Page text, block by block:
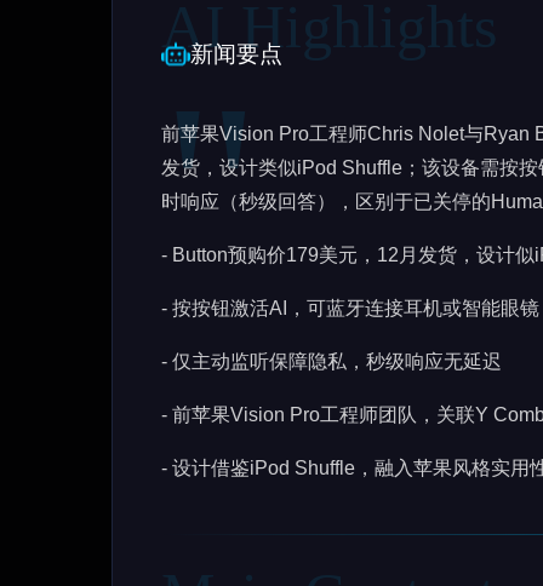
新闻要点
前苹果Vision Pro工程师Chris Nolet与Ryan
发货，设计类似iPod Shuffle；该设备需按
时响应（秒级回答），区别于已关停的
- Button预购价179美元，12月发货，设计似
- 按按钮激活AI，可蓝牙连接耳机或智能眼镜
- 仅主动监听保障隐私，秒级响应无延迟
- 前苹果Vision Pro工程师团队，关联Y
- 设计借鉴iPod Shuffle，融入苹果风格实用